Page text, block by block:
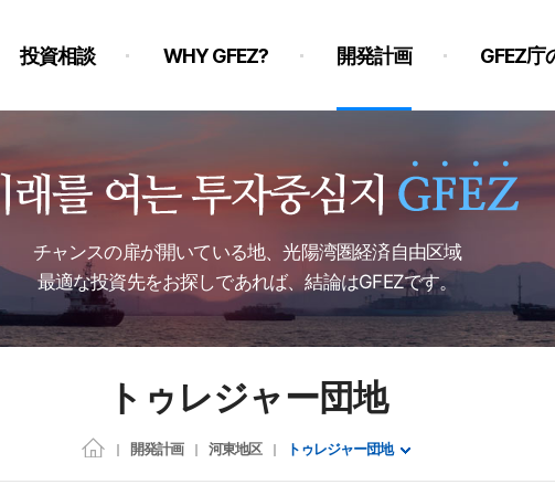
投資相談 WHY GFEZ? 開発計画 GFEZ庁
チャンスの扉が開いている地、光陽湾圏経済自由区域
最適な投資先をお探しであれば、結論はGFEZです。
トゥレジャー団地
開発計画 河東地区 トゥレジャー団地